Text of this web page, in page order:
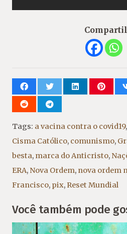
Tags: a vacina contra o covid19,
Cisma Católico, comunismo,
besta, marca do Anticristo,
ERA, Nova Ordem, nova ordem
Francisco, pix,Reset Mundial
Você também pode